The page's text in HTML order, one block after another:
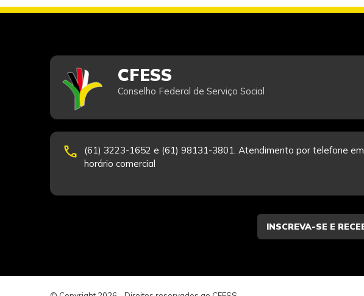
CFESS
Conselho Federal de Serviço Social
phone
(61) 3223-1652 e (61) 98131-3801. Atendimento por telefone em
horário comercial